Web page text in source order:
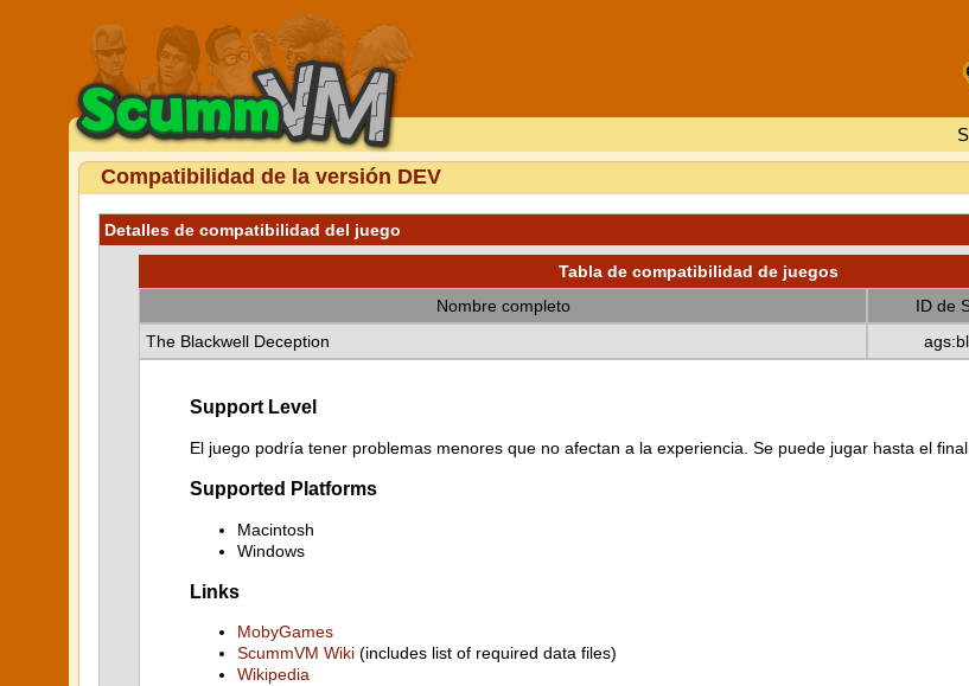
Compatibilidad de la versión DEV
Detalles de compatibilidad del juego
Tabla de compatibilidad de juegos
Nombre completo
ID de
The Blackwell Deception
Support Level
El juego podría tener problemas menores que no afectan a la experiencia. Se puede jugar hasta el final.
Supported Platforms
Macintosh
Windows
Links
MobyGames
ScummVM Wiki (includes list of required data files)
Wikipedia